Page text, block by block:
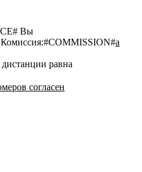
Вы
Комиссия:#COMMISSION#a
равна
согласен